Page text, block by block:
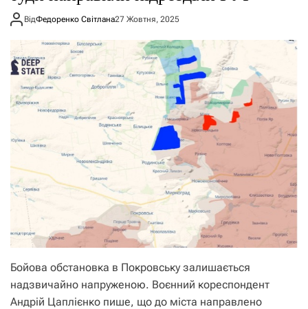
ВідФедоренко Світлана27 Жовтня, 2025
Бойова обстановка в Покровську залишається
надзвичайно напруженою. Воєнний кореспондент
Андрій Цаплієнко пише, що до міста направлено